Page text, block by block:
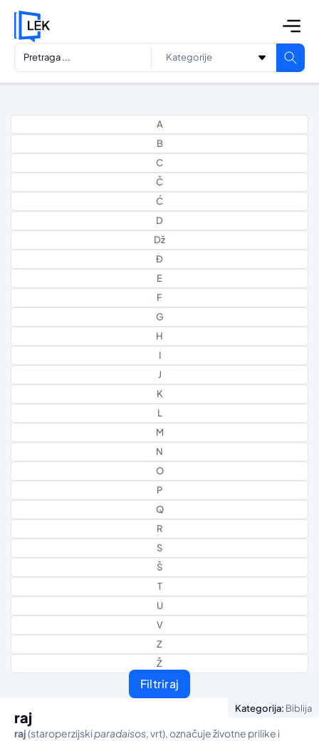
A
B
C
Č
Ć
D
Dž
Đ
E
F
G
H
I
J
K
L
M
N
O
P
Q
R
S
Š
T
U
V
Z
Ž
Filtriraj
Kategorija: Biblija
raj
raj(staroperzijskiparadaisos, vrt), označuje životne prilike i